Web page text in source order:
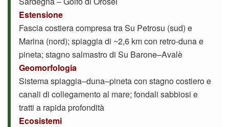
Estensione
Fascia costiera compresa tra Su Petrosu (sud) e
Marina (nord); spiaggia di ~2,6 km con retro-duna e
pineta; stagno salmastro di Su Barone–Avalè
Geomorfologia
Sistema spiaggia–duna–pineta con stagno costiero e
canali di collegamento al mare; fondali sabbiosi e
tratti a rapida profondità
Ecosistemi